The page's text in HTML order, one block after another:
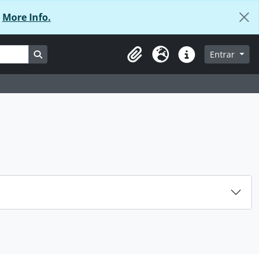
More Info.
Busque na página de navegação
Área de transferência
Idioma Ligações rápidas
Entrar